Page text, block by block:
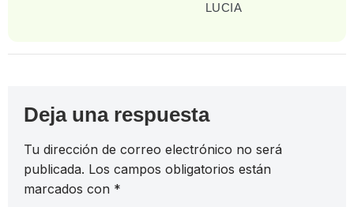
LUCIA
Deja una respuesta
Tu dirección de correo electrónico no será
publicada. Los campos obligatorios están
marcados con *